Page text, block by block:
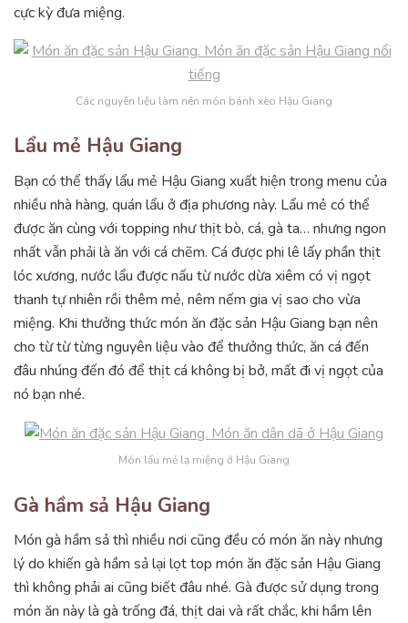
cực kỳ đưa miệng.
Các nguyên liệu làm nên món bánh xèo Hậu Giang
Lẩu mẻ Hậu Giang
Bạn có thể thấy lẩu mẻ Hậu Giang xuất hiện trong menu của
nhiều nhà hàng, quán lẩu ở địa phương này. Lẩu mẻ có thể
được ăn cùng với topping như thịt bò, cá, gà ta… nhưng ngon
nhất vẫn phải là ăn với cá chẽm. Cá được phi lê lấy phần thịt
lóc xương, nước lẩu được nấu từ nước dừa xiêm có vị ngọt
thanh tự nhiên rồi thêm mẻ, nêm nếm gia vị sao cho vừa
miệng. Khi thưởng thức món ăn đặc sản Hậu Giang bạn nên
cho từ từ từng nguyên liệu vào để thưởng thức, ăn cá đến
đâu nhúng đến đó để thịt cá không bị bở, mất đi vị ngọt của
nó bạn nhé.
Món lẩu mẻ lạ miệng ở Hậu Giang
Gà hầm sả Hậu Giang
Món gà hầm sả thì nhiều nơi cũng đều có món ăn này nhưng
lý do khiến gà hầm sả lại lọt top món ăn đặc sản Hậu Giang
thì không phải ai cũng biết đâu nhé. Gà được sử dụng trong
món ăn này là gà trống đá, thịt dai và rất chắc, khi hầm lên